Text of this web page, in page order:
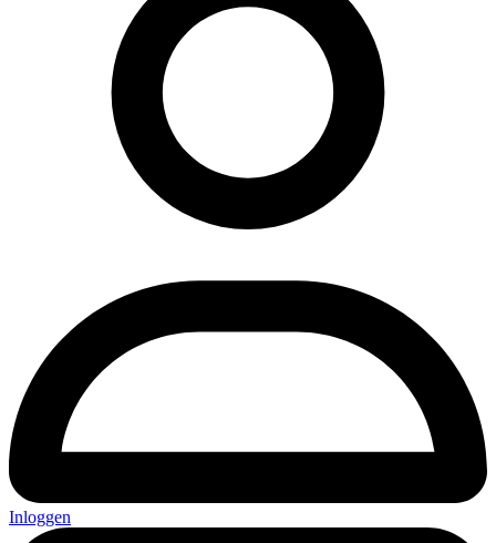
Inloggen